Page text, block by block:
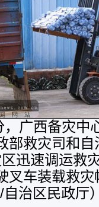
广西备灾中
部救灾司和
迅速调运救
叉车装载救
/自治区民政厅